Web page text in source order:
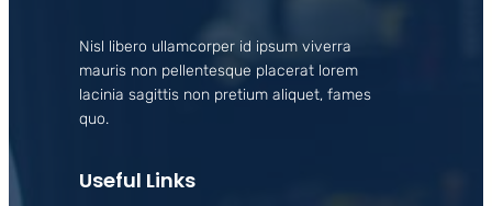
Nisl libero ullamcorper id ipsum viverra
mauris non pellentesque placerat lorem
lacinia sagittis non pretium aliquet, fames
quo.
Useful Links